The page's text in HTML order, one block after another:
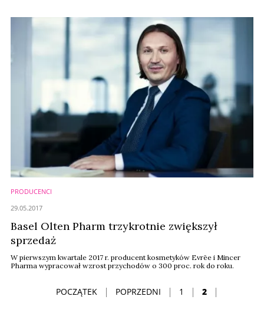
PRODUCENCI
Basel Olten Pharm trzykrotnie zwiększył
sprzedaż
W pierwszym kwartale 2017 r. producent kosmetyków Evrēe i Mincer
Pharma wypracował wzrost przychodów o 300 proc. rok do roku.
29.05.2017
POCZĄTEK POPRZEDNI 1 2